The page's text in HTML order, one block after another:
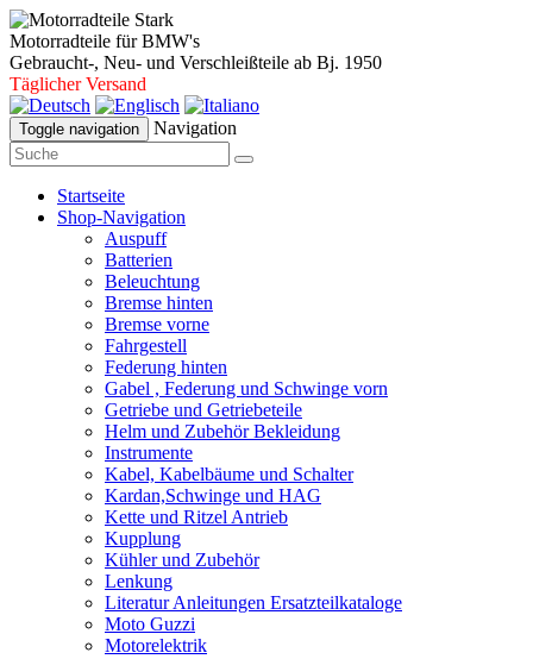
Motorradteile für BMW's
Gebraucht-, Neu- und Verschleißteile ab Bj. 1950
Täglicher Versand
Toggle navigation Navigation
Startseite
Shop-Navigation
Auspuff
Batterien
Beleuchtung
Bremse hinten
Bremse vorne
Fahrgestell
Federung hinten
Gabel , Federung und Schwinge vorn
Getriebe und Getriebeteile
Helm und Zubehör Bekleidung
Instrumente
Kabel, Kabelbäume und Schalter
Kardan,Schwinge und HAG
Kette und Ritzel Antrieb
Kupplung
Kühler und Zubehör
Lenkung
Literatur Anleitungen Ersatzteilkataloge
Moto Guzzi
Motorelektrik